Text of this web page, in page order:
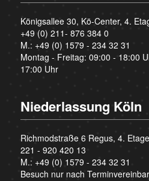
Königsallee 30, Kö-Center, 4.
+49 (0) 211- 876 384 0
M.: +49 (0) 1579 - 234 32 31
Montag - Freitag: 09:00 - 18:00
17:00 Uhr
Niederlassung Köln
Richmodstraße 6 Regus, 4.
221 - 920 420 13
M.: +49 (0) 1579 - 234 32 31
Besuch nur nach